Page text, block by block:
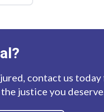
contact us
justice you